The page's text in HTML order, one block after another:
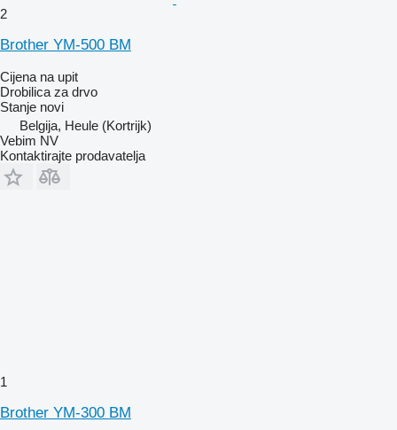
2
Brother YM-500 BM
Cijena na upit
Drobilica za drvo
Stanje novi
Belgija, Heule (Kortrijk)
Vebim NV
Kontaktirajte prodavatelja
1
Brother YM-300 BM